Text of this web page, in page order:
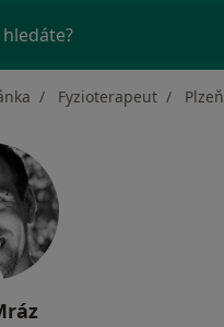
hledáte?
Fyzioterapeut Plzeň